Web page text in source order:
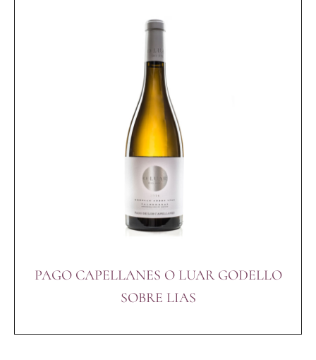
PAGO CAPELLANES O LUAR GODELLO
SOBRE LIAS